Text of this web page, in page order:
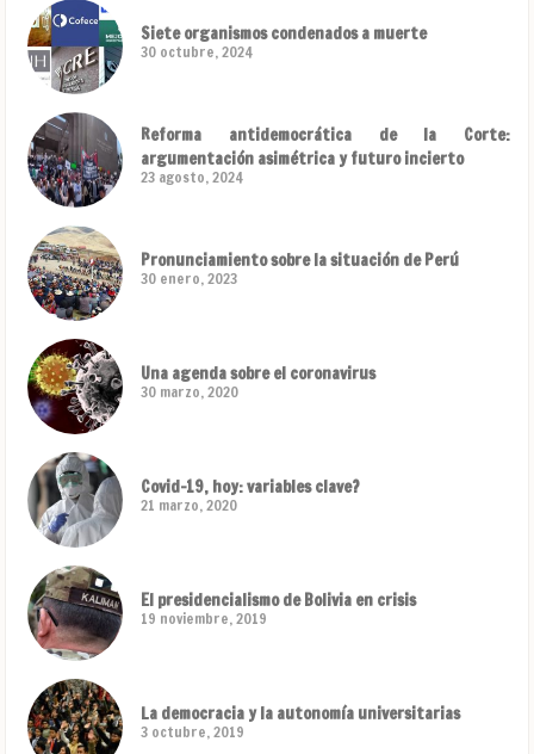
Siete organismos condenados a muerte
30 octubre, 2024
Reforma antidemocrática de la Corte:
argumentación asimétrica y futuro incierto
23 agosto, 2024
Pronunciamiento sobre la situación de Perú
30 enero, 2023
Una agenda sobre el coronavirus
30 marzo, 2020
Covid-19, hoy: variables clave?
21 marzo, 2020
El presidencialismo de Bolivia en crisis
19 noviembre, 2019
La democracia y la autonomía universitarias
3 octubre, 2019